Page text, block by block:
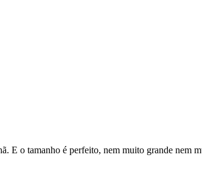
E o tamanho é perfeito, nem muito grande nem